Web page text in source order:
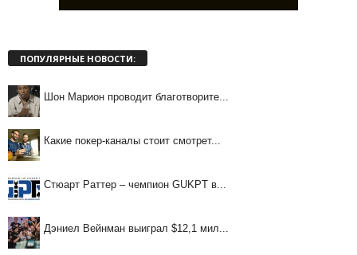
ПОПУЛЯРНЫЕ НОВОСТИ:
Шон Марион проводит благотворите...
Какие покер-каналы стоит смотрет...
Стюарт Раттер – чемпион GUKPT в...
Дэниел Вейнман выиграл $12,1 мил...